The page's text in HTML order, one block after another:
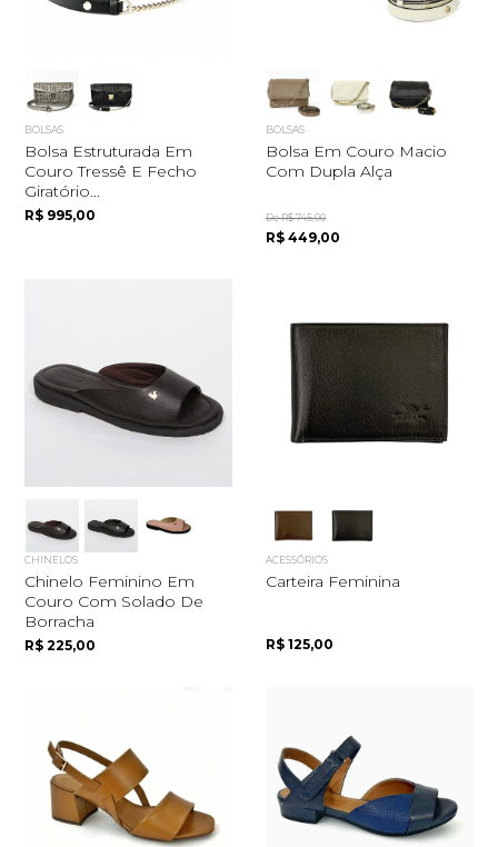
BOLSAS
Bolsa Estruturada Em
Couro Tressê E Fecho
Giratório...
R$ 995,00
BOLSAS
Bolsa Em Couro Macio
Com Dupla Alça
De R$ 745,00
R$ 449,00
CHINELOS
Chinelo Feminino Em
Couro Com Solado De
Borracha
R$ 225,00
ACESSÓRIOS
Carteira Feminina
R$ 125,00